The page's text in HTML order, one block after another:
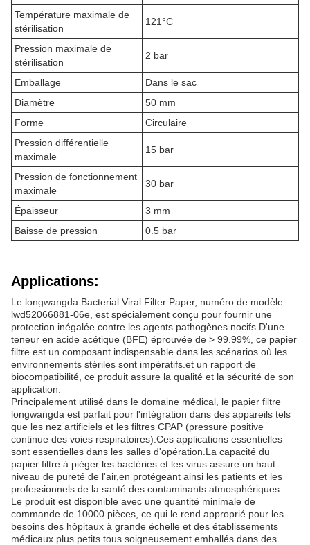
Température maximale de
stérilisation
121°C
Pression maximale de
stérilisation
2 bar
Emballage
Dans le sac
Diamètre
50 mm
Forme
Circulaire
Pression différentielle
maximale
15 bar
Pression de fonctionnement
maximale
30 bar
Épaisseur
3 mm
Baisse de pression
0.5 bar
Applications:
Le longwangda Bacterial Viral Filter Paper, numéro de modèle
lwd52066881-06e, est spécialement conçu pour fournir une
protection inégalée contre les agents pathogènes nocifs.D'une
teneur en acide acétique (BFE) éprouvée de > 99.99%, ce papier
filtre est un composant indispensable dans les scénarios où les
environnements stériles sont impératifs.et un rapport de
biocompatibilité, ce produit assure la qualité et la sécurité de son
application.
Principalement utilisé dans le domaine médical, le papier filtre
longwangda est parfait pour l'intégration dans des appareils tels
que les nez artificiels et les filtres CPAP (pressure positive
continue des voies respiratoires).Ces applications essentielles
sont essentielles dans les salles d'opération.La capacité du
papier filtre à piéger les bactéries et les virus assure un haut
niveau de pureté de l'air,en protégeant ainsi les patients et les
professionnels de la santé des contaminants atmosphériques.
Le produit est disponible avec une quantité minimale de
commande de 10000 pièces, ce qui le rend approprié pour les
besoins des hôpitaux à grande échelle et des établissements
médicaux plus petits.tous soigneusement emballés dans des